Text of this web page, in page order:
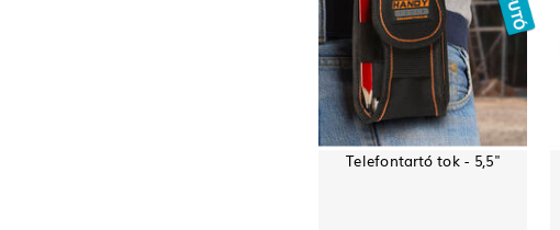
Telefontartó tok - 5,5"